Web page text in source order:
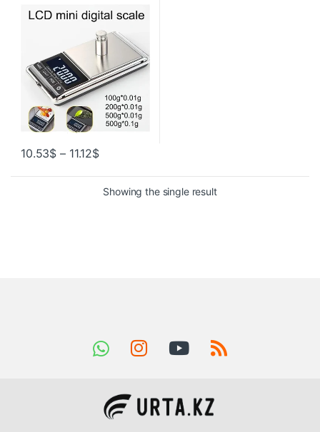
карманные весы с ЖК-
подсветкой для ювелирных
изделий, вес грамм для кухни
10.53$ – 11.12$
Showing the single result